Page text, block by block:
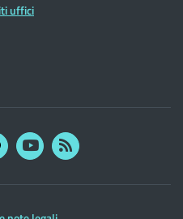
uffici
YouTubeRSS